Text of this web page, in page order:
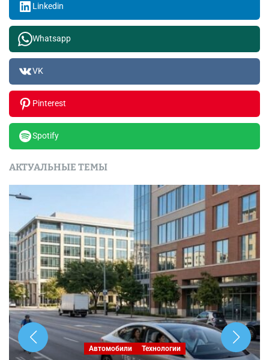
Linkedin
Whatsapp
VK
Pinterest
Spotify
АКТУАЛЬНЫЕ ТЕМЫ
Автомобили Технологии